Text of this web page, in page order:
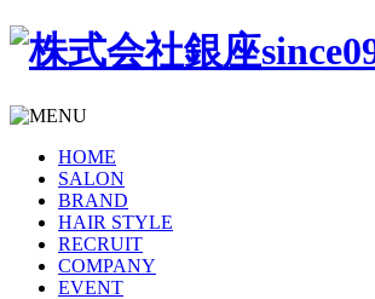
HOME
SALON
BRAND
HAIR STYLE
RECRUIT
COMPANY
EVENT